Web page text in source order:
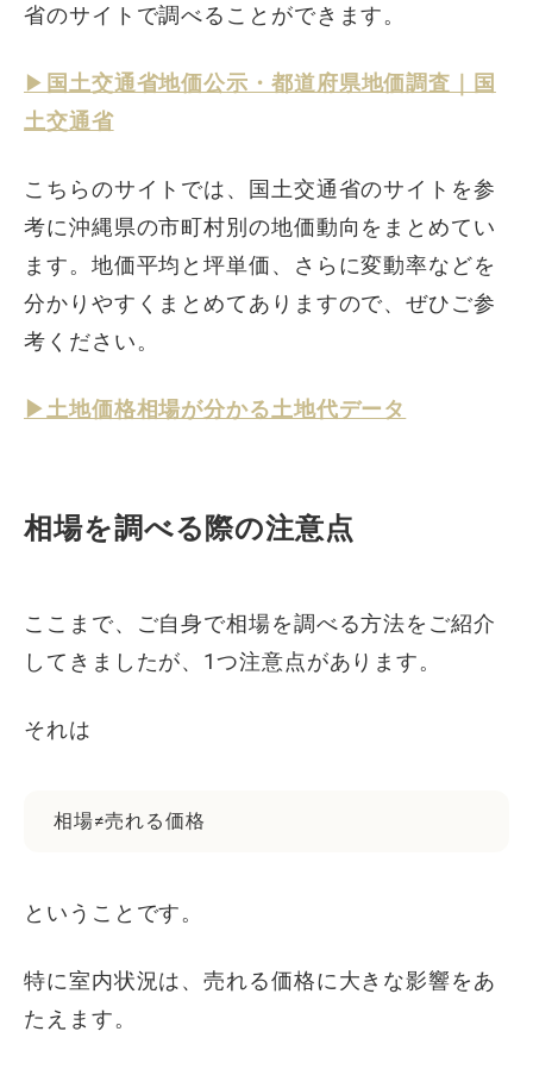
省のサイトで調べることができます。
▶︎ 国土交通省地価公示・都道府県地価調査｜国
土交通省
こちらのサイトでは、国土交通省のサイトを参
考に沖縄県の市町村別の地価動向をまとめてい
ます。地価平均と坪単価、さらに変動率などを
分かりやすくまとめてありますので、ぜひご参
考ください。
▶︎土地価格相場が分かる土地代データ
相場を調べる際の注意点
ここまで、ご自身で相場を調べる方法をご紹介
してきましたが、1つ注意点があります。
それは
相場≠売れる価格
ということです。
特に室内状況は、売れる価格に大きな影響をあ
たえます。